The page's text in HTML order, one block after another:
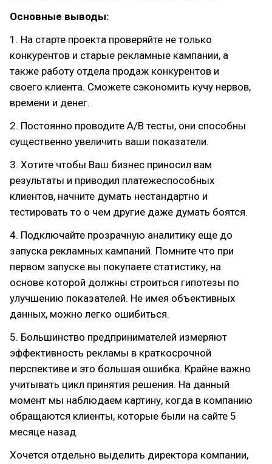
Основные выводы:
1. На старте проекта проверяйте не только
конкурентов и старые рекламные кампании, а
также работу отдела продаж конкурентов и
своего клиента. Сможете сэкономить кучу нервов,
времени и денег.
2. Постоянно проводите А/В тесты, они способны
существенно увеличить ваши показатели.
3. Хотите чтобы Ваш бизнес приносил вам
результаты и приводил платежеспособных
клиентов, начните думать нестандартно и
тестировать то о чем другие даже думать боятся.
4. Подключайте прозрачную аналитику еще до
запуска рекламных кампаний. Помните что при
первом запуске вы покупаете статистику, на
основе которой должны строиться гипотезы по
улучшению показателей. Не имея объективных
данных, можно легко ошибиться.
5. Большинство предпринимателей измеряют
эффективность рекламы в краткосрочной
перспективе и это большая ошибка. Крайне важно
учитывать цикл принятия решения. На данный
момент мы наблюдаем картину, когда в компанию
обращаются клиенты, которые были на сайте 5
месяце назад.
Хочется отдельно выделить директора компании,